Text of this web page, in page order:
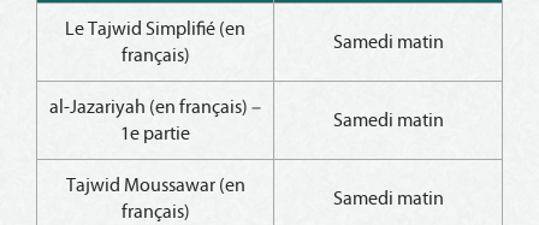
Le Tajwid Simplifié (en
français)
Samedi matin
al-Jazariyah (en français) –
1e partie
Samedi matin
Tajwid Moussawar (en
français)
Samedi matin